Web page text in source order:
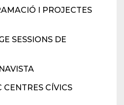
I PROJECTES
SESSIONS DE
CÍVICS